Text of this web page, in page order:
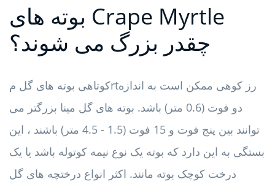
بوته های Crape Myrtle
چقدر بزرگ می شوند؟
کوتاهی بوته های گل مrtرز کوهی ممکن است به اندازه
دو فوت (0.6 متر) باشد. بوته های گل مینا بزرگتر می
توانند بین پنج فوت و 15 فوت (1.5 - 4.5 متر) باشند ، این
بستگی به این دارد که بوته یک نوع نیمه کوتوله باشد یا یک
درخت کوچک بوته مانند. اکثر انواع درختچه های گل